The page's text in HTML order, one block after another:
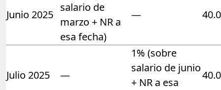
Junio 2025
salario de
marzo + NR a
esa fecha)
—
Julio 2025 —
1% (sobre
salario de junio
+ NR a esa